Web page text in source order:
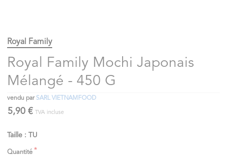
Royal Family
Royal Family Mochi Japonais
Mélangé - 450 G
vendu par SARL VIETNAMFOOD
5,90 € TVA incluse
Taille : TU
Quantité